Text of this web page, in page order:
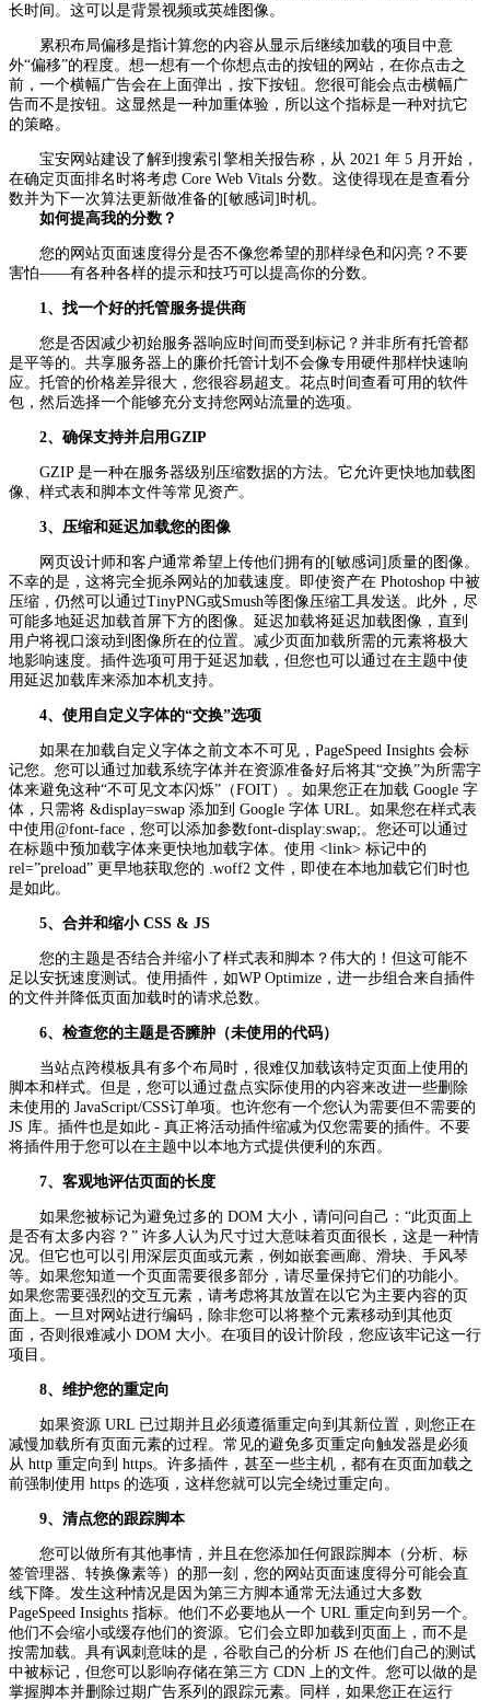
长时间。这可以是背景视频或英雄图像。
累积布局偏移是指计算您的内容从显示后继续加载的项目中意
外“偏移”的程度。想一想有一个你想点击的按钮的网站，在你点击之
前，一个横幅广告会在上面弹出，按下按钮。您很可能会点击横幅广
告而不是按钮。这显然是一种加重体验，所以这个指标是一种对抗它
的策略。
宝安网站建设了解到搜索引擎相关报告称，从 2021 年 5 月开始，
在确定页面排名时将考虑 Core Web Vitals 分数。这使得现在是查看分
数并为下一次算法更新做准备的[敏感词]时机。
如何提高我的分数？
您的网站页面速度得分是否不像您希望的那样绿色和闪亮？不要
害怕——有各种各样的提示和技巧可以提高你的分数。
1、找一个好的托管服务提供商
您是否因减少初始服务器响应时间而受到标记？并非所有托管都
是平等的。共享服务器上的廉价托管计划不会像专用硬件那样快速响
应。托管的价格差异很大，您很容易超支。花点时间查看可用的软件
包，然后选择一个能够充分支持您网站流量的选项。
2、确保支持并启用GZIP
GZIP 是一种在服务器级别压缩数据的方法。它允许更快地加载图
像、样式表和脚本文件等常见资产。
3、压缩和延迟加载您的图像
网页设计师和客户通常希望上传他们拥有的[敏感词]质量的图像。
不幸的是，这将完全扼杀网站的加载速度。即使资产在 Photoshop 中被
压缩，仍然可以通过TinyPNG或Smush等图像压缩工具发送。此外，尽
可能多地延迟加载首屏下方的图像。延迟加载将延迟加载图像，直到
用户将视口滚动到图像所在的位置。减少页面加载所需的元素将极大
地影响速度。插件选项可用于延迟加载，但您也可以通过在主题中使
用延迟加载库来添加本机支持。
4、使用自定义字体的“交换”选项
如果在加载自定义字体之前文本不可见，PageSpeed Insights 会标
记您。您可以通过加载系统字体并在资源准备好后将其“交换”为所需字
体来避免这种“不可见文本闪烁”（FOIT）。如果您正在加载 Google 字
体，只需将 &display=swap 添加到 Google 字体 URL。如果您在样式表
中使用@font-face，您可以添加参数font-display:swap;。您还可以通过
在标题中预加载字体来更快地加载字体。使用 <link> 标记中的
rel=”preload” 更早地获取您的 .woff2 文件，即使在本地加载它们时也
是如此。
5、合并和缩小 CSS & JS
您的主题是否结合并缩小了样式表和脚本？伟大的！但这可能不
足以安抚速度测试。使用插件，如WP Optimize，进一步组合来自插件
的文件并降低页面加载时的请求总数。
6、检查您的主题是否臃肿（未使用的代码）
当站点跨模板具有多个布局时，很难仅加载该特定页面上使用的
脚本和样式。但是，您可以通过盘点实际使用的内容来改进一些删除
未使用的 JavaScript/CSS订单项。也许您有一个您认为需要但不需要的
JS 库。插件也是如此 - 真正将活动插件缩减为仅您需要的插件。不要
将插件用于您可以在主题中以本地方式提供便利的东西。
7、客观地评估页面的长度
如果您被标记为避免过多的 DOM 大小，请问问自己：“此页面上
是否有太多内容？” 许多人认为尺寸过大意味着页面很长，这是一种情
况。但它也可以引用深层页面或元素，例如嵌套画廊、滑块、手风琴
等。如果您知道一个页面需要很多部分，请尽量保持它们的功能小。
如果您需要强烈的交互元素，请考虑将其放置在以它为主要内容的页
面上。一旦对网站进行编码，除非您可以将整个元素移动到其他页
面，否则很难减小 DOM 大小。在项目的设计阶段，您应该牢记这一行
项目。
8、维护您的重定向
如果资源 URL 已过期并且必须遵循重定向到其新位置，则您正在
减慢加载所有页面元素的过程。常见的避免多页重定向触发器是必须
从 http 重定向到 https。许多插件，甚至一些主机，都有在页面加载之
前强制使用 https 的选项，这样您就可以完全绕过重定向。
9、清点您的跟踪脚本
您可以做所有其他事情，并且在您添加任何跟踪脚本（分析、标
签管理器、转换像素等）的那一刻，您的网站页面速度得分可能会直
线下降。发生这种情况是因为第三方脚本通常无法通过大多数
PageSpeed Insights 指标。他们不必要地从一个 URL 重定向到另一个。
他们不会缩小或缓存他们的资源。它们会立即加载到页面上，而不是
按需加载。具有讽刺意味的是，谷歌自己的分析 JS 在他们自己的测试
中被标记，但您可以影响存储在第三方 CDN 上的文件。您可以做的是
掌握脚本并删除过期广告系列的跟踪元素。同样，如果您正在运行